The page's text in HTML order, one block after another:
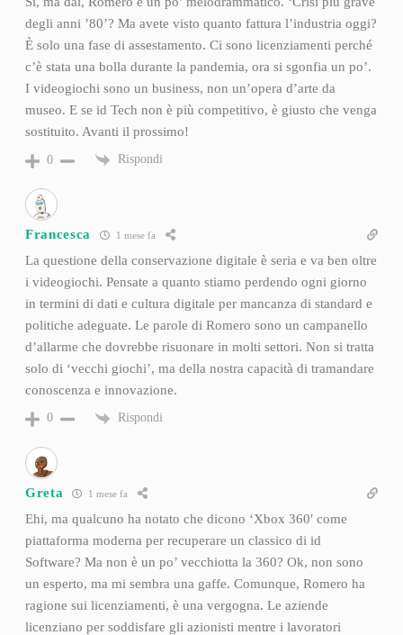
degli anni ’80’? Ma avete visto quanto fattura l’industria oggi?
È solo una fase di assestamento. Ci sono licenziamenti perché
c’è stata una bolla durante la pandemia, ora si sgonfia un po’.
I videogiochi sono un business, non un’opera d’arte da
museo. E se id Tech non è più competitivo, è giusto che venga
sostituito. Avanti il prossimo!
0 Rispondi
Francesca 1 mese fa
La questione della conservazione digitale è seria e va ben oltre
i videogiochi. Pensate a quanto stiamo perdendo ogni giorno
in termini di dati e cultura digitale per mancanza di standard e
politiche adeguate. Le parole di Romero sono un campanello
d’allarme che dovrebbe risuonare in molti settori. Non si tratta
solo di ‘vecchi giochi’, ma della nostra capacità di tramandare
conoscenza e innovazione.
0 Rispondi
Greta 1 mese fa
Ehi, ma qualcuno ha notato che dicono ‘Xbox 360′ come
piattaforma moderna per recuperare un classico di id
Software? Ma non è un po’ vecchiotta la 360? Ok, non sono
un esperto, ma mi sembra una gaffe. Comunque, Romero ha
ragione sui licenziamenti, è una vergogna. Le aziende
licenziano per soddisfare gli azionisti mentre i lavoratori